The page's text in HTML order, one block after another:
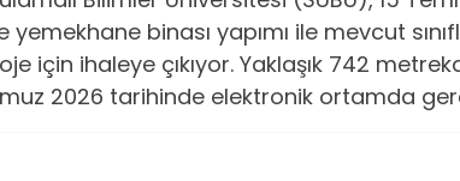
yemekhane binası yapımı ile mevcut
için ihaleye çıkıyor. Yaklaşık 742
2026 tarihinde elektronik ortamda